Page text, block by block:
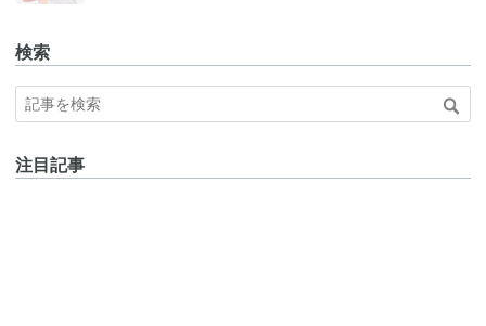
検索
注目記事